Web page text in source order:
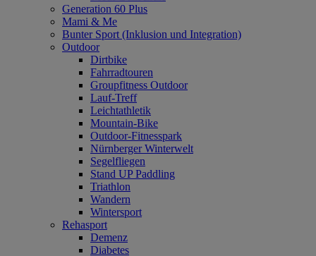
Generation 60 Plus
Mami & Me
Bunter Sport (Inklusion und Integration)
Outdoor
Dirtbike
Fahrradtouren
Groupfitness Outdoor
Lauf-Treff
Leichtathletik
Mountain-Bike
Outdoor-Fitnesspark
Nürnberger Winterwelt
Segelfliegen
Stand UP Paddling
Triathlon
Wandern
Wintersport
Rehasport
Demenz
Diabetes